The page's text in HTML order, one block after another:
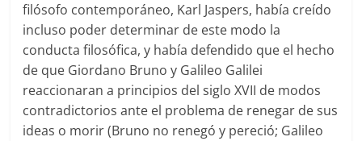
filósofo contemporáneo, Karl Jaspers, había creído
incluso poder determinar de este modo la
conducta filosófica, y había defendido que el hecho
de que Giordano Bruno y Galileo Galilei
reaccionaran a principios del siglo XVII de modos
contradictorios ante el problema de renegar de sus
ideas o morir (Bruno no renegó y pereció; Galileo